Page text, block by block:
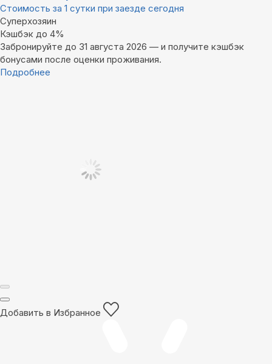
Стоимость за 1 сутки при заезде сегодня
Суперхозяин
Кэшбэк до 4%
Забронируйте до 31 августа 2026 — и получите кэшбэк
бонусами после оценки проживания.
Подробнее
Добавить в Избранное